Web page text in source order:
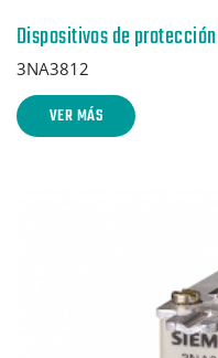
3NA3812
VER MÁS